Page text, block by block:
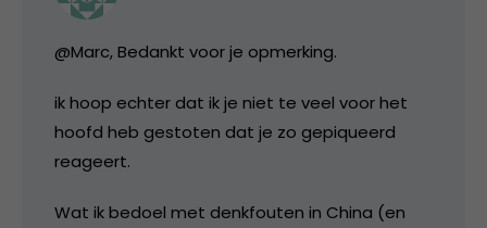
@Marc, Bedankt voor je opmerking.
ik hoop echter dat ik je niet te veel voor het
hoofd heb gestoten dat je zo gepiqueerd
reageert.
Wat ik bedoel met denkfouten in China (en